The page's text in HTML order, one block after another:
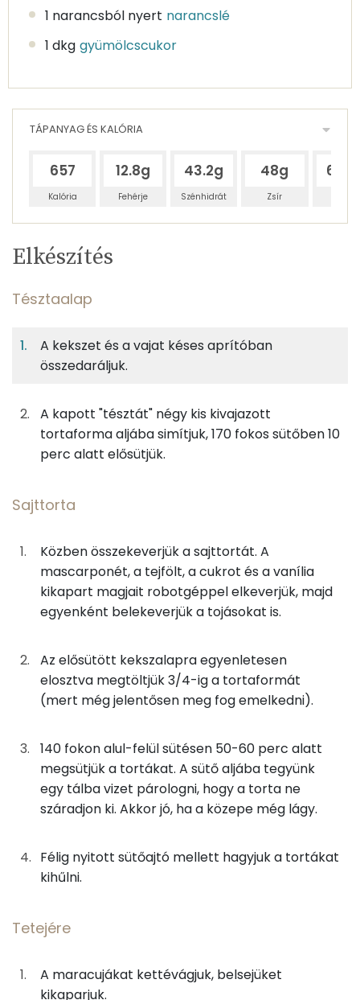
1 narancsból nyert narancslé
1 dkg gyümölcscukor
TÁPANYAG ÉS KALÓRIA
657
Kalória
12.8g
Fehérje
43.2g
Szénhidrát
48g
Zsír
Egy
adagban
8%
Tésztaalap
keksz
7g vaj 50 kcal
13g tejföl
25 kcal
28gtojás
35 kcal
0g vanília 0 kcal
41gmaracuja
20 kcal
1g lapzselatin
2 kcal
3ggyümölcscukor
Összesen
TÁPANYAGTARTALOM
Egy
8%
TOP ásványi anyagok
Nátrium
Magnézium
Szelén
Kolin:
C vitamin:
Niacin - B3 vitamin:
β-karotin
Fehérje
Zsír
Összesen
Elkészítés
Tésztaalap
A kekszet és a vajat késes aprítóban
összedaráljuk.
A kapott "tésztát" négy kis kivajazott
tortaforma aljába simítjuk, 170 fokos sütőben 10
perc alatt elősütjük.
Sajttorta
Közben összekeverjük a sajttortát. A
mascarponét, a tejfölt, a cukrot és a vanília
kikapart magjait robotgéppel elkeverjük, majd
egyenként belekeverjük a tojásokat is.
Az elősütött kekszalapra egyenletesen
elosztva megtöltjük 3/4-ig a tortaformát
(mert még jelentősen meg fog emelkedni).
140 fokon alul-felül sütésen 50-60 perc alatt
megsütjük a tortákat. A sütő aljába tegyünk
egy tálba vizet párologni, hogy a torta ne
száradjon ki. Akkor jó, ha a közepe még lágy.
Félig nyitott sütőajtó mellett hagyjuk a tortákat
kihűlni.
Tetejére
A maracujákat kettévágjuk, belsejüket
kikaparjuk.